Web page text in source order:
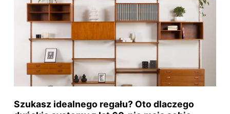
Szukasz idealnego regału? Oto dlaczego